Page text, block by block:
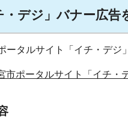
・デジ」バナー広告
ータルサイト「イチ・デジ
市ポータルサイト「イチ・